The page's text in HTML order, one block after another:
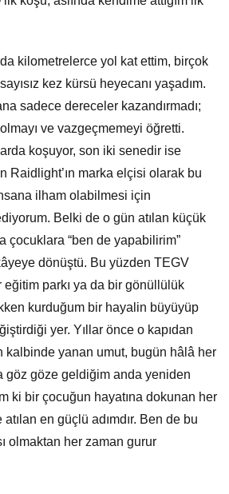
kilometrelerce yol kat ettim, birçok
kez kürsü heyecanı yaşadım.
sadece dereceler kazandırmadı;
ve vazgeçmemeyi öğretti.
koşuyor, son iki senedir ise
Raidlight’ın marka elçisi olarak bu
ilham olabilmesi için
Belki de o gün atılan küçük
çocuklara “ben de yapabilirim”
dönüştü. Bu yüzden TEGV
parkı ya da bir gönüllülük
kurduğum bir hayalin büyüyüp
yer. Yıllar önce o kapıdan
kalbinde yanan umut, bugün hâlâ her
göz göze geldiğim anda yeniden
ki bir çocuğun hayatına dokunan her
en güçlü adımdır. Ben de bu
olmaktan her zaman gurur